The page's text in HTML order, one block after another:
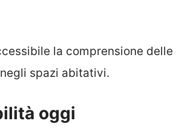
la comprensione delle
spazi abitativi.
oggi